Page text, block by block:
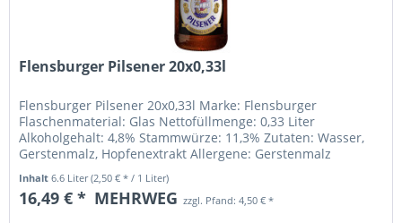
Flensburger Pilsener 20x0,33l
Flensburger Pilsener 20x0,33l Marke: Flensburger
Flaschenmaterial: Glas Nettofüllmenge: 0,33 Liter
Alkoholgehalt: 4,8% Stammwürze: 11,3% Zutaten: Wasser,
Gerstenmalz, Hopfenextrakt Allergene: Gerstenmalz
Inhalt6.6 Liter(2,50 € * / 1 Liter)
16,49 € * MEHRWEG zzgl. Pfand: 4,50 € *